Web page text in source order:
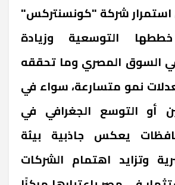
استمرار شركة "كونسنتركس"
التوسعية وزيادة
السوق المصري وما تحققه
نمو متسارعة، سواء في
أو التوسع الجغرافي في
يعكس جاذبية بيئة
وتزايد اهتمام الشركات